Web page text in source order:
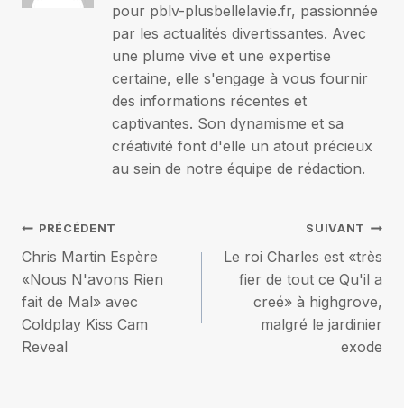
pour pblv-plusbellelavie.fr, passionnée
par les actualités divertissantes. Avec
une plume vive et une expertise
certaine, elle s'engage à vous fournir
des informations récentes et
captivantes. Son dynamisme et sa
créativité font d'elle un atout précieux
au sein de notre équipe de rédaction.
Navigation
de
l’article
PRÉCÉDENT
Chris Martin Espère
«Nous N'avons Rien
fait de Mal» avec
Coldplay Kiss Cam
Reveal
SUIVANT
Le roi Charles est «très
fier de tout ce Qu'il a
creé» à highgrove,
malgré le jardinier
exode